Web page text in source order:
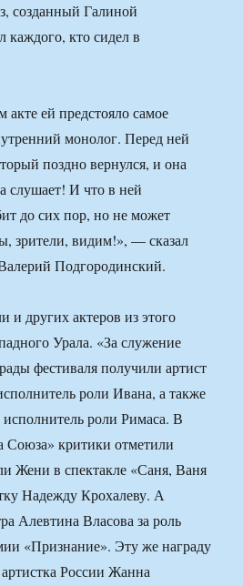
созданный Галиной
каждого, кто сидел в
ей предстояло самое
монолог. Перед ней
поздно вернулся, и она
слушает! И что в ней
до сих пор, но не может
зрители, видим!», — сказал
Подгородинский.
других актеров из этого
Урала. «За служение
фестиваля получили артист
роли Ивана, а также
роли Римаса. В
критики отметили
Жени в спектакле «Саня, Ваня
Надежду Крохалеву. А
Алевтина Власова за роль
«Признание». Эту же награду
России Жанна